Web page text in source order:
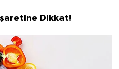
Dikkat!